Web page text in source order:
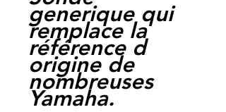
generique qui
remplace la
référence d
origine de
nombreuses
Yamaha.